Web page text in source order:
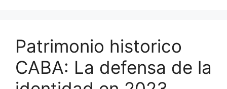
Patrimonio historico
CABA: La defensa de la